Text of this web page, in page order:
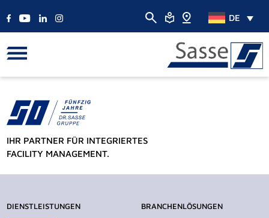
DE
IHR PARTNER FÜR INTEGRIERTES
FACILITY MANAGEMENT.
DIENSTLEISTUNGEN
BRANCHENLÖSUNGEN